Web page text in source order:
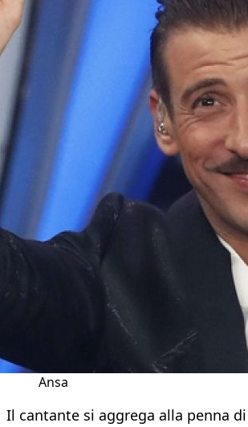
Ansa
Il cantante si aggrega alla penna